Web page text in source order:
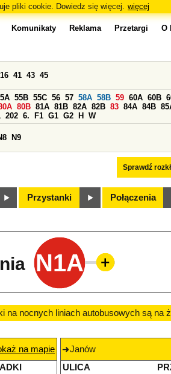
pliki cookie. Dowiedz się więcej. więcej
Komunikaty Reklama Przetargi O
Sprawdź
16 41 43 45
55B 55C 56 57 58A 58B 59 60A 60B
80B 81A 81B 82A 82B 83 84A 84B
202 6. F1 G1 G2 H W
N9
Przystanki Połączenia
N1A
na nocnych liniach autobusowych są na
na mapie
Janów
ULICA